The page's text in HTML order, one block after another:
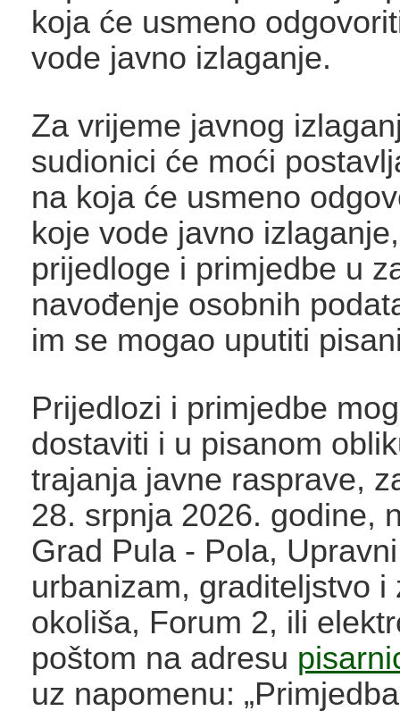
koja će usmeno
vode javno izlaganje.
Za vrijeme javnog
sudionici će moći
na koja će usmeno
koje vode javno
prijedloge i primjedbe u
navođenje osobnih
im se mogao uputiti
Prijedlozi i primjedbe
dostaviti i u pisanom
trajanja javne rasprave,
28. srpnja 2026. godine,
Grad Pula - Pola,
urbanizam, graditeljstvo i
okoliša, Forum 2, ili
poštom na adresu
uz napomenu: